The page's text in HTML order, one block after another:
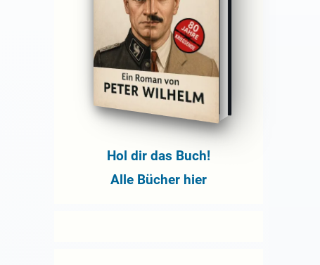
Hol dir das Buch!
Alle Bücher hier